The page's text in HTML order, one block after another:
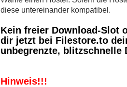
diese untereinander kompatibel.
Kein freier Download-Slot
dir jetzt bei Filestore.to
unbegrenzte, blitzschnelle
Hinweis!!!